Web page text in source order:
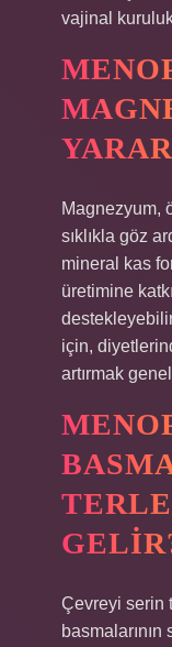
vajinal
Magnezyum,
sıklıkla göz
mineral kas
üretimine
için,
artırmak
Çevreyi serin
basmalarının